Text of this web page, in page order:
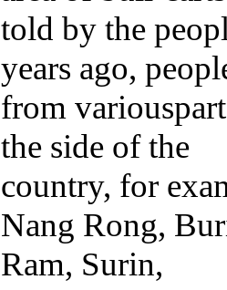
told by the
years ago,
from
the side of the
country, for
Nang Rong,
Ram, Surin,